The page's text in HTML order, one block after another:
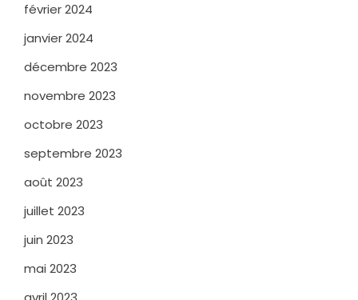
février 2024
janvier 2024
décembre 2023
novembre 2023
octobre 2023
septembre 2023
août 2023
juillet 2023
juin 2023
mai 2023